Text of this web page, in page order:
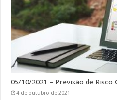
05/10/2021 – Previsão de
4 de outubro de 2021